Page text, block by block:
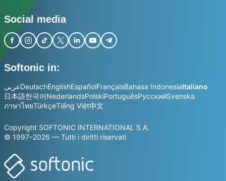
Social media
Softonic in:
عربيDeutschEnglishEspañolFrançaisBahasa IndonesiaItaliano
日本語한국어NederlandsPolskiPortuguêsРусскийSvenska
ภาษาไทยTürkçeTiếng Việt中文
Copyright SOFTONIC INTERNATIONAL S.A.
© 1997–2026 — Tutti i diritti riservati